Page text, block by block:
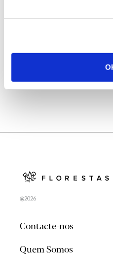
25.06.2026
Natureza e florestas
no verão 2026
@2026
Contacte-nos
Quem Somos